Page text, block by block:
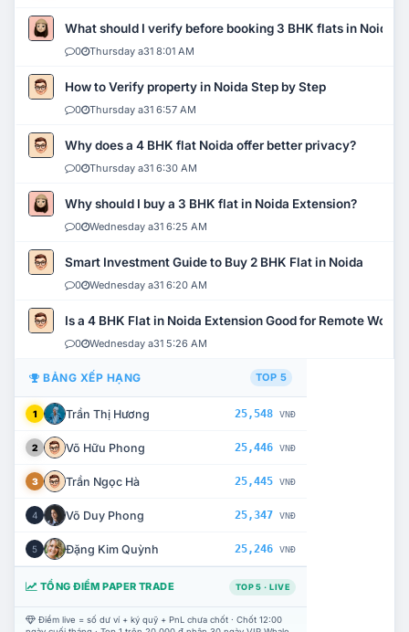
What should I verify before booking 3 BHK flats in Noida?
0 Thursday a31 8:01 AM
How to Verify property in Noida Step by Step
0 Thursday a31 6:57 AM
Why does a 4 BHK flat Noida offer better privacy?
0 Thursday a31 6:30 AM
Why should I buy a 3 BHK flat in Noida Extension?
0 Wednesday a31 6:25 AM
Smart Investment Guide to Buy 2 BHK Flat in Noida
0 Wednesday a31 6:20 AM
Is a 4 BHK Flat in Noida Extension Good for Remote Work?
0 Wednesday a31 5:26 AM
BẢNG XẾP HẠNG TOP 5
1 Trần Thị Hương 25,548 VNĐ
2 Võ Hữu Phong 25,446 VNĐ
3 Trần Ngọc Hà 25,445 VNĐ
4 Võ Duy Phong 25,347 VNĐ
5 Đặng Kim Quỳnh 25,246 VNĐ
TỔNG ĐIỂM PAPER TRADE TOP 5 · LIVE
Điểm live = số dư ví + ký quỹ + PnL chưa chốt · Chốt 12:00